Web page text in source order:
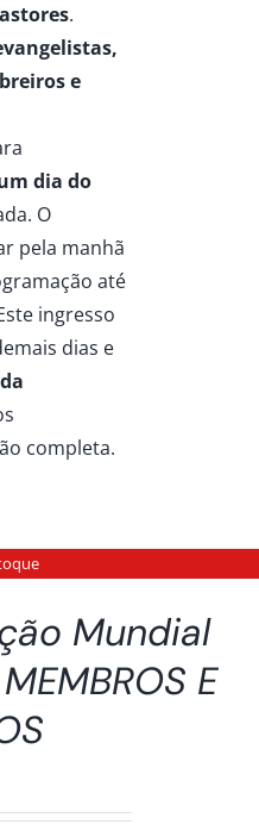
.
e
dia do
O
pela manhã
até
ingresso
dias e
completa.
Mundial
E